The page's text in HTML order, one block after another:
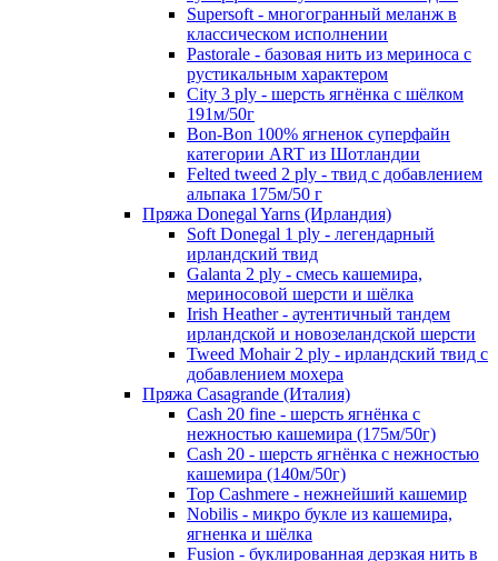
Supersoft - многогранный меланж в
классическом исполнении
Pastorale - базовая нить из мериноса с
рустикальным характером
City 3 ply - шерсть ягнёнка с шёлком
191м/50г
Bon-Bon 100% ягненок суперфайн
категории ART из Шотландии
Felted tweed 2 ply - твид с добавлением
альпака 175м/50 г
Пряжа Donegal Yarns (Ирландия)
Soft Donegal 1 ply - легендарный
ирландский твид
Galanta 2 ply - смесь кашемира,
мериносовой шерсти и шёлка
Irish Heather - аутентичный тандем
ирландской и новозеландской шерсти
Tweed Mohair 2 ply - ирландский твид с
добавлением мохера
Пряжа Casagrande (Италия)
Cash 20 fine - шерсть ягнёнка с
нежностью кашемира (175м/50г)
Cash 20 - шерсть ягнёнка с нежностью
кашемира (140м/50г)
Top Cashmere - нежнейший кашемир
Nobilis - микро букле из кашемира,
ягненка и шёлка
Fusion - буклированная дерзкая нить в